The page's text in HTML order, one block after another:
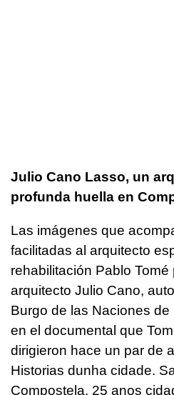
Julio Cano Lasso, un
profunda huella en
Las imágenes que
facilitadas al arquitecto
rehabilitación Pablo Tomé
arquitecto Julio Cano,
Burgo de las Naciones
en el documental que
dirigieron hace un par de
Historias dunha cidade.
Compostela, 25 anos